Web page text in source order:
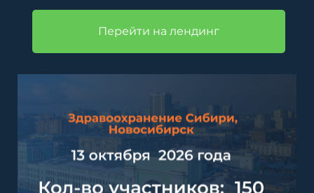
Перейти на лендинг